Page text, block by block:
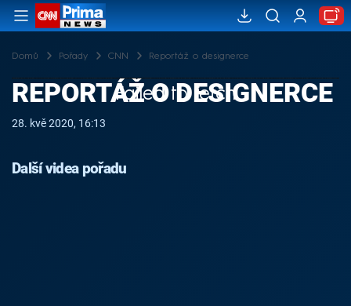
Domů Pořady CNN Reportáž o designerce
Failed to fetch
REPORTÁŽ O DESIGNERCE
28. kvě 2020, 16:13
Další videa pořadu